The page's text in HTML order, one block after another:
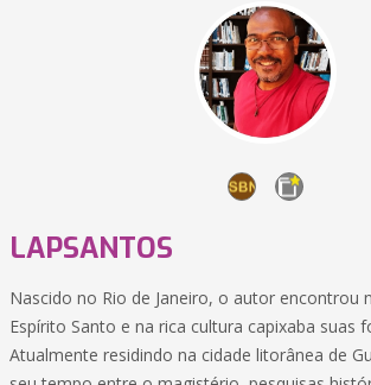
LAPSANTOS
Nascido no Rio de Janeiro, o autor encontrou
Espírito Santo e na rica cultura capixaba suas
Atualmente residindo na cidade litorânea de